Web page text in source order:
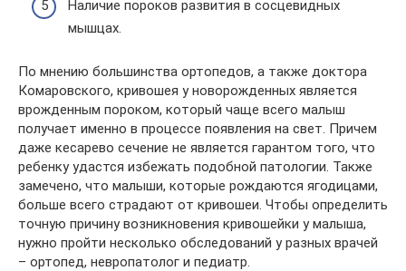
Наличие пороков развития в сосцевидных
мышцах.
По мнению большинства ортопедов, а также доктора
Комаровского, кривошея у новорожденных является
врожденным пороком, который чаще всего малыш
получает именно в процессе появления на свет. Причем
даже кесарево сечение не является гарантом того, что
ребенку удастся избежать подобной патологии. Также
замечено, что малыши, которые рождаются ягодицами,
больше всего страдают от кривошеи. Чтобы определить
точную причину возникновения кривошейки у малыша,
нужно пройти несколько обследований у разных врачей
– ортопед, невропатолог и педиатр.